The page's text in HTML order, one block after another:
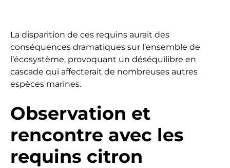
La disparition de ces requins aurait des
conséquences dramatiques sur l’ensemble de
l’écosystème, provoquant un déséquilibre en
cascade qui affecterait de nombreuses autres
espèces marines.
Observation et
rencontre avec les
requins citron